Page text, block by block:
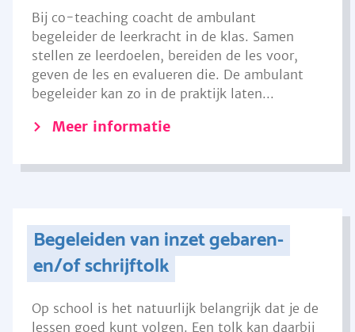
Bij co-teaching coacht de ambulant
begeleider de leerkracht in de klas. Samen
stellen ze leerdoelen, bereiden de les voor,
geven de les en evalueren die. De ambulant
begeleider kan zo in de praktijk laten...
Meer informatie
Begeleiden van inzet gebaren-
en/of schrijftolk
Op school is het natuurlijk belangrijk dat je de
lessen goed kunt volgen. Een tolk kan daarbij